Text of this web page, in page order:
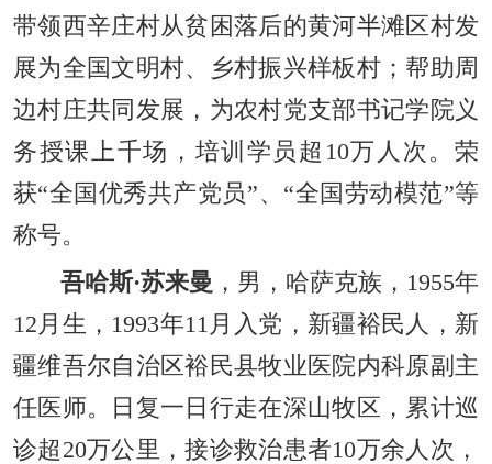
带领西辛庄村从贫困落后的黄河半滩区村发
展为全国文明村、乡村振兴样板村；帮助周
边村庄共同发展，为农村党支部书记学院义
务授课上千场，培训学员超10万人次。荣
获“全国优秀共产党员”、“全国劳动模范”等
称号。
吾哈斯·苏来曼 ，男，哈萨克族，1955年
12月生，1993年11月入党，新疆裕民人，新
疆维吾尔自治区裕民县牧业医院内科原副主
任医师。日复一日行走在深山牧区，累计巡
诊超20万公里，接诊救治患者10万余人次，